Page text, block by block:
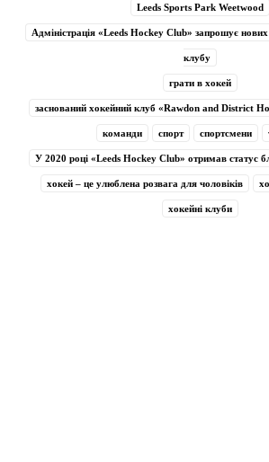
Leeds Sports Park Weetwood
Адміністрація «Leeds Hockey Club» запрошує нових
клубу
грати в хокей
заснований хокейний клуб «Rawdon and District
команди спорт спортсмени
У 2020 році «Leeds Hockey Club» отримав статус
хокей – це улюблена розвага для чоловіків
хокейні клуби